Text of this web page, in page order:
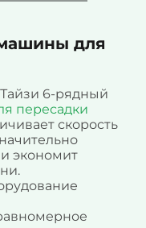
для
Тайзи 6-рядный
пересадки
скорость
экономит